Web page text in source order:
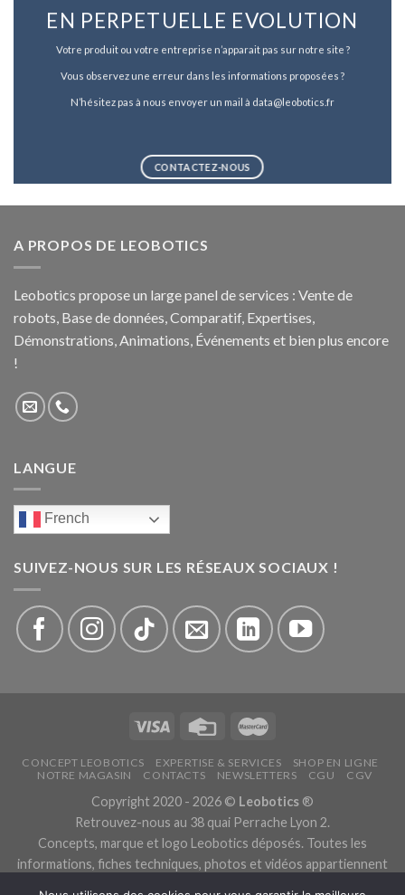
EN PERPETUELLE EVOLUTION
Votre produit ou votre entreprise n’apparait pas sur notre site ?
Vous observez une erreur dans les informations proposées ?
N’hésitez pas à nous envoyer un mail à data@leobotics.fr
CONTACTEZ-NOUS
A PROPOS DE LEOBOTICS
Leobotics propose un large panel de services : Vente de
robots, Base de données, Comparatif, Expertises,
Démonstrations, Animations, Événements et bien plus encore
!
LANGUE
French
SUIVEZ-NOUS SUR LES RÉSEAUX SOCIAUX !
CONCEPT LEOBOTICS EXPERTISE & SERVICES
SHOP EN LIGNE
NOTRE MAGASIN
CONTACTS NEWSLETTERS CGU CGV
Copyright 2020 - 2026 © Leobotics ®
Retrouvez-nous au 38 quai Perrache Lyon 2.
Concepts, marque et logo Leobotics déposés. Toutes les
informations, fiches techniques, photos et vidéos appartiennent